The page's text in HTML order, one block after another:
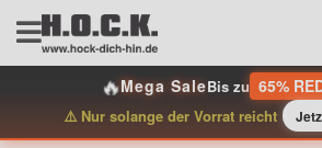
🔥Mega SaleBis zu 65%
⚠️ Nur solange der Vorrat reicht
Kostenloser Versand innerhalb
Über 120.000 erfolgreich